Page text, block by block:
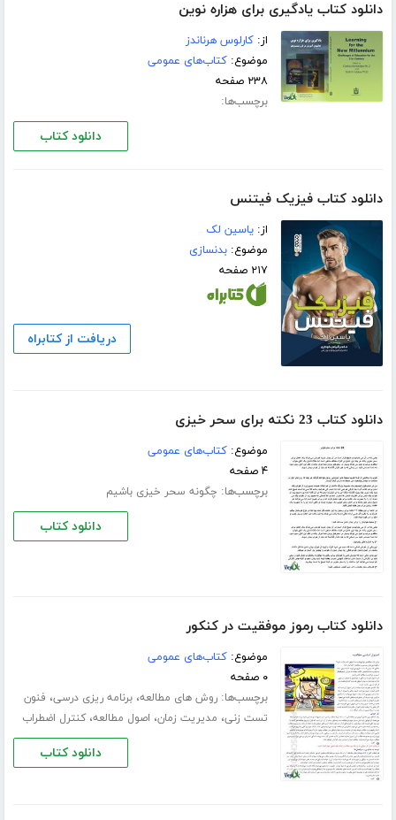
دانلود کتاب یادگیری برای هزاره نوین
از:کارلوس هرناندز
موضوع:کتاب‌های عمومی
۲۳۸ صفحه
برچسب‌ها:
دانلود کتاب
دانلود کتاب فیزیک فیتنس
از:یاسین لک
موضوع:بدنسازی
۲۱۷ صفحه
دریافت از کتابراه
دانلود کتاب 23 نکته برای سحر خیزی
موضوع:کتاب‌های عمومی
۴ صفحه
برچسب‌ها: چگونه سحر خیزی باشیم
دانلود کتاب
دانلود کتاب رموز موفقیت در کنکور
موضوع:کتاب‌های عمومی
۰ صفحه
برچسب‌ها:روش های مطالعه،برنامه ریزی درسی، فنون
تست زنی، مدیریت زمان، اصول مطالعه،کنترل اضطراب
دانلود کتاب